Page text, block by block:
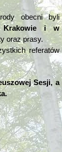
obecni byli
Krakowie i w
oraz prasy.
referatów
Sesji, a